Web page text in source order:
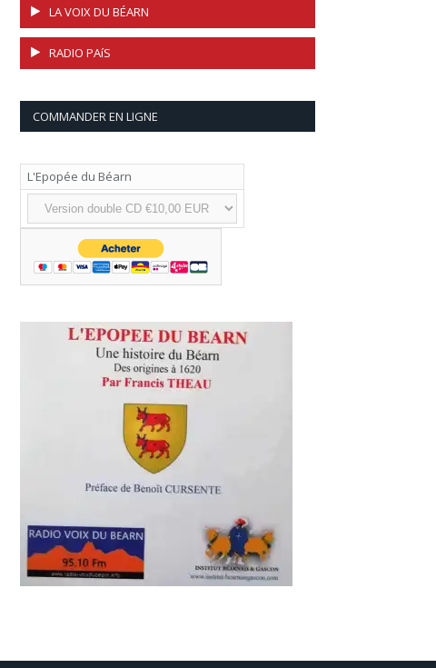
LA VOIX DU BÉARN
RADIO PAíS
COMMANDER EN LIGNE
L'Epopée du Béarn